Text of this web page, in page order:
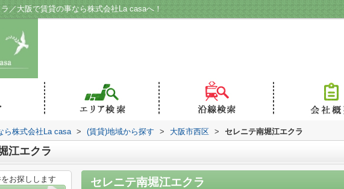
／大阪で賃貸の事なら株式会社La casaへ！
ら株式会社La casa > (賃貸)地域から探す > 大阪市西区 > セレニテ南堀江エクラ
江エクラ
セレニテ南堀江エクラ
お探しします